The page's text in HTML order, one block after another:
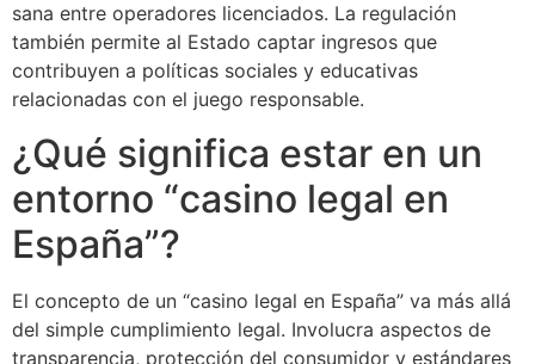
sana entre operadores licenciados. La regulación
también permite al Estado captar ingresos que
contribuyen a políticas sociales y educativas
relacionadas con el juego responsable.
¿Qué significa estar en un
entorno “casino legal en
España”?
El concepto de un “casino legal en España” va más allá
del simple cumplimiento legal. Involucra aspectos de
transparencia, protección del consumidor y estándares